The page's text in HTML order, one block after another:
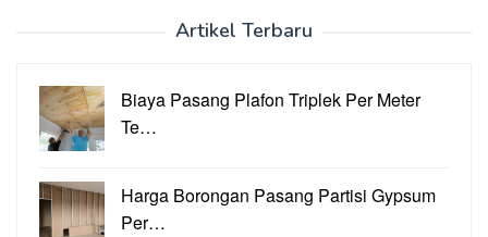
Artikel Terbaru
Biaya Pasang Plafon Triplek Per Meter
Te…
Harga Borongan Pasang Partisi Gypsum
Per…